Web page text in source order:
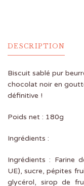
DESCRIPTION
Biscuit sablé pur
chocolat noir en
définitive !
Poids net : 180g
Ingrédients :
Ingrédients : Farine
UE), sucre, pépites
glycérol, sirop de